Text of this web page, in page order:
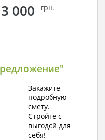
3 000 грн.
Закажите
подробную
смету.
Стройте с
выгодой для
себя!